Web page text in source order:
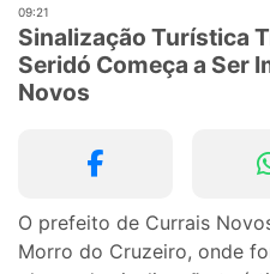
09:21
Sinalização Turística
Seridó Começa a Ser
Novos
O prefeito de Currais
Morro do Cruzeiro, onde